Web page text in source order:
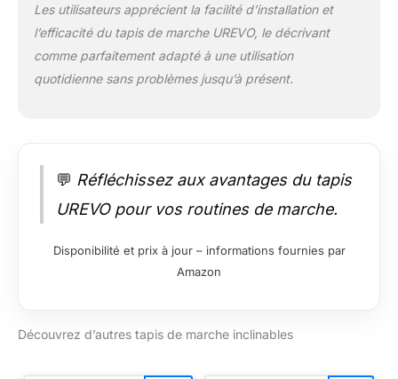
Les utilisateurs apprécient la facilité d’installation et
l’efficacité du tapis de marche UREVO, le décrivant
comme parfaitement adapté à une utilisation
quotidienne sans problèmes jusqu’à présent.
💬 Réfléchissez aux avantages du tapis
UREVO pour vos routines de marche.
Disponibilité et prix à jour – informations fournies par
Amazon
Découvrez d’autres tapis de marche inclinables